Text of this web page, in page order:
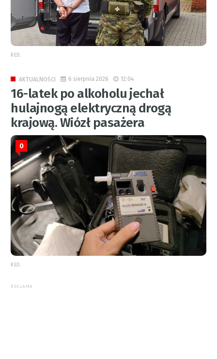
RED.
AKTUALNOŚCI 6 sierpnia 2026 12:04
16-latek po alkoholu jechał
hulajnogą elektryczną drogą
krajową. Wiózł pasażera
0
RED.
REKLAMA